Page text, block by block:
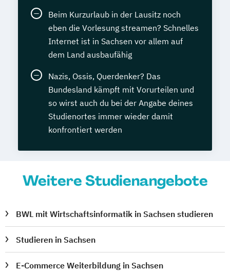
Beim Kurzurlaub in der Lausitz noch
eben die Vorlesung streamen? Schnelles
Internet ist in Sachsen vor allem auf
dem Land ausbaufähig
Nazis, Ossis, Querdenker? Das
Bundesland kämpft mit Vorurteilen und
so wirst auch du bei der Angabe deines
Studienortes immer wieder damit
konfrontiert werden
Weitere Studienangebote
BWL mit Wirtschaftsinformatik in Sachsen studieren
Studieren in Sachsen
E-Commerce Weiterbildung in Sachsen